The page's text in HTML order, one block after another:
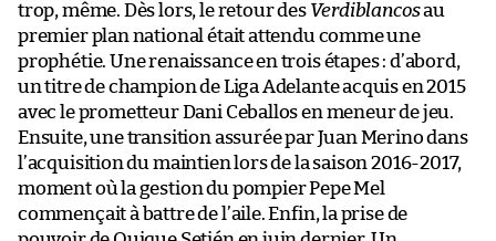
trop, même. Dès lors, le retour des Verdiblancosau
premier plan national était attendu comme une
prophétie. Une renaissance en trois étapes : d’abord,
un titre de champion de Liga Adelante acquis en 2015
avec le prometteur Dani Ceballos en meneur de jeu.
Ensuite, une transition assurée par Juan Merino dans
l’acquisition du maintien lors de la saison 2016-2017,
moment où la gestion du pompier Pepe Mel
commençait à battre de l’aile. Enfin, la prise de